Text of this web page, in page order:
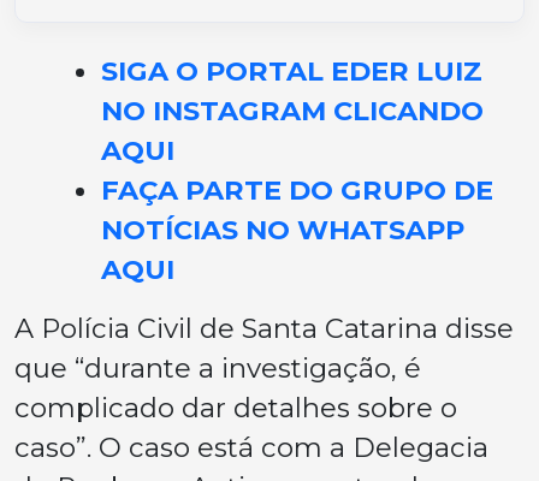
SIGA O PORTAL EDER LUIZ
NO INSTAGRAM CLICANDO
AQUI
FAÇA PARTE DO GRUPO DE
NOTÍCIAS NO WHATSAPP
AQUI
A Polícia Civil de Santa Catarina disse
que “durante a investigação, é
complicado dar detalhes sobre o
caso”. O caso está com a Delegacia